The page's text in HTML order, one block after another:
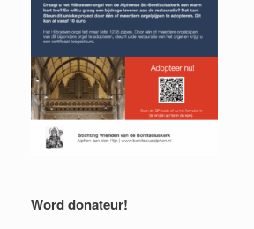
Word donateur!